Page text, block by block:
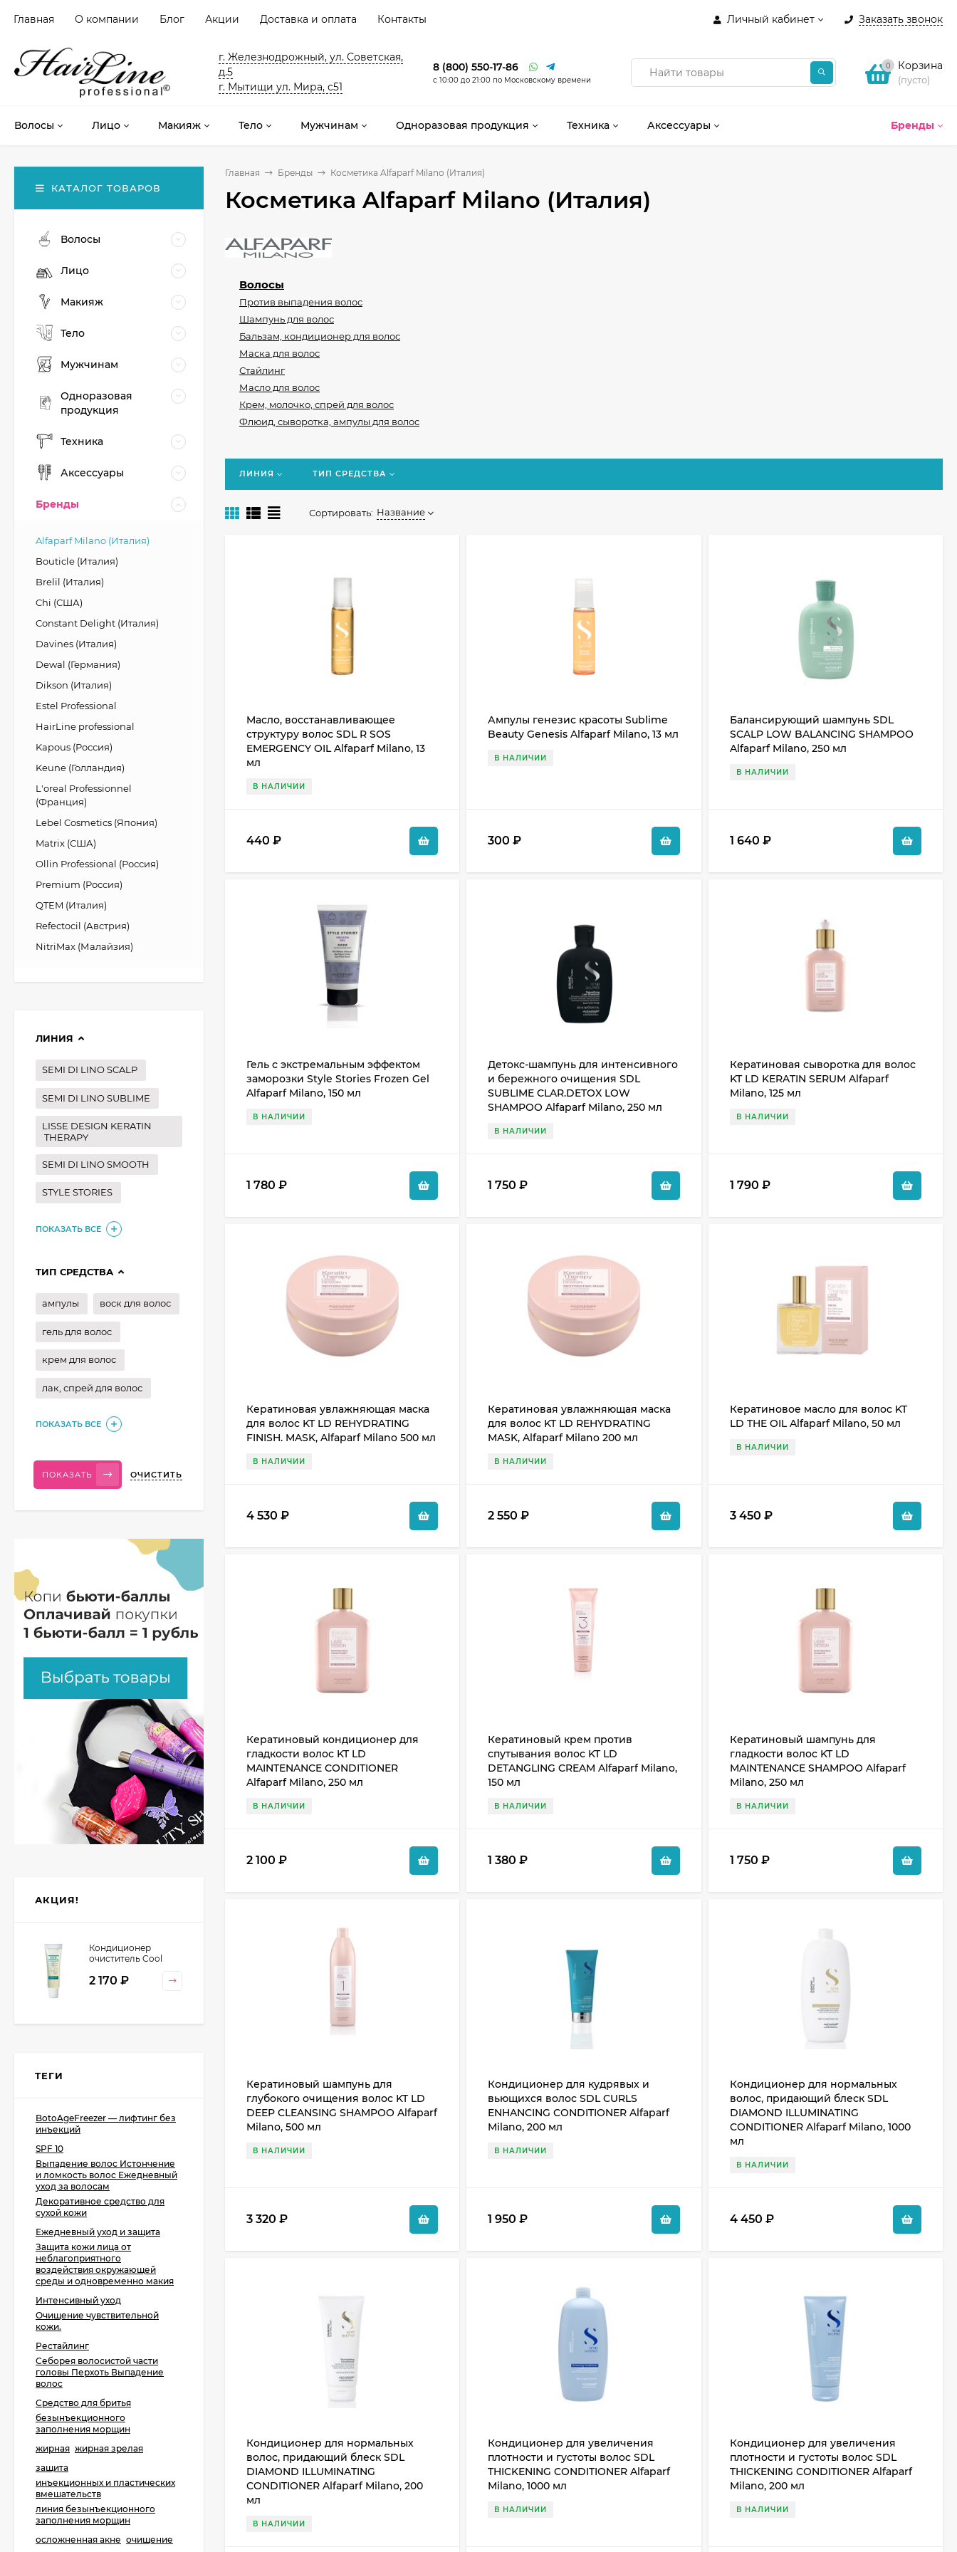
Личный кабинет Заказать звонок
Главная О компании Блог Акции Доставка и оплата Контакты
г. Железнодрожный, ул. Советская,
д.5
г. Мытищи ул. Мира, с51
8 (800) 550-17-86
с 10:00 до 21:00 по Московскому времени
0 Корзина
(пусто)
Бренды
Волосы Лицо Макияж Тело Мужчинам Одноразовая продукция Техника Аксессуары
Главная Бренды Косметика Alfaparf Milano (Италия)
Косметика Alfaparf Milano (Италия)
Волосы
Против выпадения волос
Шампунь для волос
Бальзам, кондиционер для волос
Маска для волос
Стайлинг
Масло для волос
Крем, молочко, спрей для волос
Флюид, сыворотка, ампулы для волос
ЛИНИЯ ТИП СРЕДСТВА
Сортировать: Название
Mасло, восстанавливающее
структуру волос SDL R SOS
EMERGENCY OIL Alfaparf Milano, 13
мл
В НАЛИЧИИ
440 ₽
Ампулы генезис красоты Sublime
Beauty Genesis Alfaparf Milano, 13 мл
В НАЛИЧИИ
300₽
Балансирующий шампунь SDL
SCALP LOW BALANCING SHAMPOO
Alfaparf Milano, 250 мл
В НАЛИЧИИ
1 640 ₽
Гель с экстремальным эффектом
заморозки Style Stories Frozen Gel
Alfaparf Milano, 150 мл
В НАЛИЧИИ
1 780 ₽
Детокс-шампунь для интенсивного
и бережного очищения SDL
SUBLIME CLAR.DETOX LOW
SHAMPOO Alfaparf Milano, 250 мл
В НАЛИЧИИ
1 750₽
Кератиновая сыворотка для волос
KT LD KERATIN SERUM Alfaparf
Milano, 125 мл
В НАЛИЧИИ
1 790 ₽
Кератиновая увлажняющая маска
для волос KT LD REHYDRATING
FINISH. MASK, Alfaparf Milano 500 мл
В НАЛИЧИИ
4 530 ₽
Кератиновая увлажняющая маска
для волос KT LD REHYDRATING
MASK, Alfaparf Milano 200 мл
В НАЛИЧИИ
2 550₽
Кератиновое масло для волос KT
LD THE OIL Alfaparf Milano, 50 мл
В НАЛИЧИИ
3 450 ₽
Кератиновый кондиционер для
гладкости волос KT LD
MAINTENANCE CONDITIONER
Alfaparf Milano, 250 мл
В НАЛИЧИИ
2 100 ₽
Кератиновый крем против
спутывания волос KT LD
DETANGLING CREAM Alfaparf Milano,
150 мл
В НАЛИЧИИ
1 380₽
Кератиновый шампунь для
гладкости волос KT LD
MAINTENANCE SHAMPOO Alfaparf
Milano, 250 мл
В НАЛИЧИИ
1 750 ₽
Кератиновый шампунь для
глубокого очищения волос KT LD
DEEP CLEANSING SHAMPOO Alfaparf
Milano, 500 мл
В НАЛИЧИИ
3 320 ₽
Кондиционер для кудрявых и
вьющихся волос SDL CURLS
ENHANCING CONDITIONER Alfaparf
Milano, 200 мл
В НАЛИЧИИ
1 950₽
Кондиционер для нормальных
волос, придающий блеск SDL
DIAMOND ILLUMINATING
CONDITIONER Alfaparf Milano, 1000
мл
В НАЛИЧИИ
4 450 ₽
Кондиционер для нормальных
волос, придающий блеск SDL
DIAMOND ILLUMINATING
CONDITIONER Alfaparf Milano, 200
мл
В НАЛИЧИИ
Кондиционер для увеличения
плотности и густоты волос SDL
THICKENING CONDITIONER Alfaparf
Milano, 1000 мл
В НАЛИЧИИ
Кондиционер для увеличения
плотности и густоты волос SDL
THICKENING CONDITIONER Alfaparf
Milano, 200 мл
В НАЛИЧИИ
КАТАЛОГ ТОВАРОВ
Волосы
Лицо
Макияж
Тело
Мужчинам
Одноразовая
продукция
Техника
Аксессуары
Бренды
Alfaparf Milano (Италия)
Bouticle (Италия)
Brelil (Италия)
Chi (США)
Constant Delight (Италия)
Davines (Италия)
Dewal (Германия)
Dikson (Италия)
Estel Professional
HairLine professional
Kapous (Россия)
Keune (Голландия)
L'oreal Professionnel
(Франция)
Lebel Cosmetics (Япония)
Matrix (США)
Ollin Professional (Россия)
Premium (Россия)
QTEM (Италия)
Refectocil (Австрия)
NitriMax (Малайзия)
ЛИНИЯ
SEMI DI LINO SCALP
SEMI DI LINO SUBLIME
LISSE DESIGN KERATIN
THERAPY
SEMI DI LINO SMOOTH
STYLE STORIES
ПОКАЗАТЬ ВСЕ
ТИП СРЕДСТВА
ампулы воск для волос
гель для волос
крем для волос
лак, спрей для волос
ПОКАЗАТЬ ВСЕ
ПОКАЗАТЬ ОЧИСТИТЬ
АКЦИЯ!
Кондиционер
очиститель Cool
Cosmetics, 130 гр
2 170 ₽
ТЕГИ
BotoAgeFreezer — лифтинг без
инъекций
SPF 10
Выпадение волос Истончение
и ломкость волос Ежедневный
уход за волосам
Декоративное средство для
сухой кожи
Ежедневный уход и защита
Защита кожи лица от
неблагоприятного
воздействия окружающей
среды и одновременно макия
Интенсивный уход
Очищение чувствительной
кожи.
Рестайлинг
Себорея волосистой части
головы Перхоть Выпадение
волос
Средство для бритья
безынъекционного
заполнения морщин
жирная жирная зрелая
защита
инъекционных и пластических
вмешательств
линия безынъекционного
заполнения морщин
осложненная акне очищение